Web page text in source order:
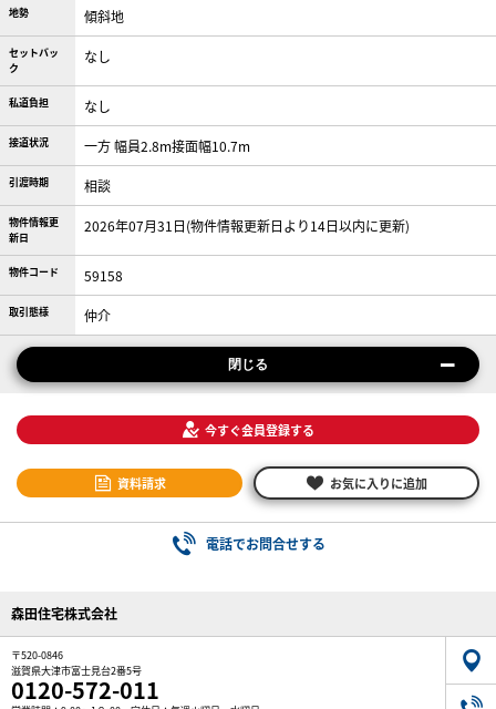
地勢 傾斜地
セットバッ
ク
なし
私道負担 なし
接道状況 一方 幅員2.8m接面幅10.7m
引渡時期 相談
物件情報更
新日
2026年07月31日(物件情報更新日より14日以内に更新)
物件コード 59158
取引態様 仲介
閉じる
今すぐ会員登録する
資料請求 お気に入りに追加
電話でお問合せする
森田住宅株式会社
〒520-0846
滋賀県大津市富士見台2番5号
0120-572-011